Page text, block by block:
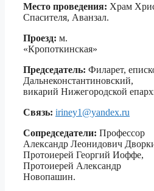
Место проведения: Храм
Спасителя, Аванзал.
Проезд: м.
Председатель: Филарет,
Дальнеконстантиновский,
викарий Нижегородской
Связь: iriney1@yandex.ru
Сопредседатели: Профессор
Александр Леонидович
Протоиерей Георгий Иоффе,
Протоиерей Александр
Новопашин.